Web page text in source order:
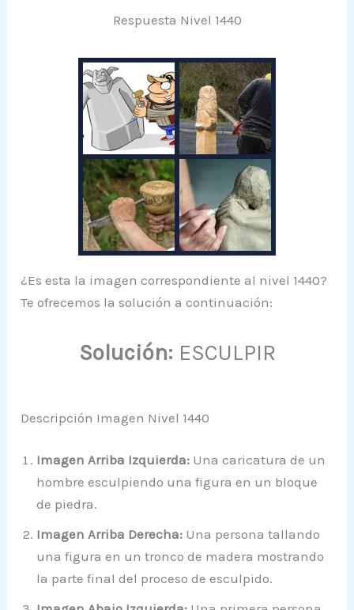
Respuesta Nivel 1440
¿Es esta la imagen correspondiente al nivel 1440?
Te ofrecemos la solución a continuación:
Solución: ESCULPIR
Descripción Imagen Nivel 1440
Imagen Arriba Izquierda: Una caricatura de un
hombre esculpiendo una figura en un bloque
de piedra.
Imagen Arriba Derecha: Una persona tallando
una figura en un tronco de madera mostrando
la parte final del proceso de esculpido.